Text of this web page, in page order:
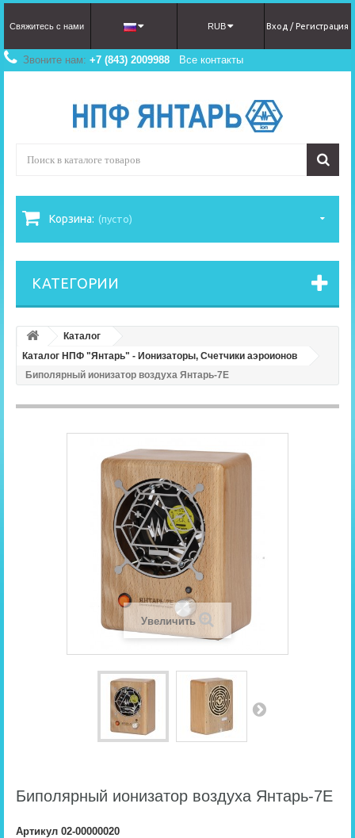
Вход / Регистрация
RUB
Cвяжитecь c нaми
Звоните нам: +7 (843) 2009988 Все контакты
Корзина: (пусто)
КАТЕГОРИИ
Каталог
Каталог НПФ "Янтарь" - Ионизаторы, Счетчики аэроионов
Биполярный ионизатор воздуха Янтарь-7Е
Увеличить
Биполярный ионизатор воздуха Янтарь-7Е
Артикул 02-00000020